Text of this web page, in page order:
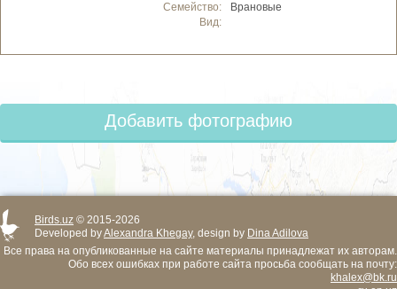
Семейство:
Врановые
Вид:
Добавить фотографию
Birds.uz © 2015-2026
Developed byAlexandra Khegay, design by Dina Adilova
Все права на опубликованные на сайте материалы принадлежат их авторам.
Обо всех ошибках при работе сайта просьба сообщать на почту:
khalex@bk.ru